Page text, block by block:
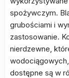
spożywczym.
grubościami i
zastosowanie.
nierdzewne,
dostępne są w